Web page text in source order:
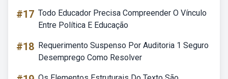
#17 Todo Educador Precisa Compreender O Vínculo
Entre Política E Educação
#18 Requerimento Suspenso Por Auditoria 1 Seguro
Desemprego Como Resolver